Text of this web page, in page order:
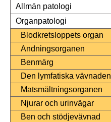
Allmän patologi
Organpatologi
Blodkretsloppets organ
Andningsorganen
Benmärg
Den lymfatiska vävnaden
Matsmältningsorganen
Njurar och urinvägar
Ben och stödjevävnad